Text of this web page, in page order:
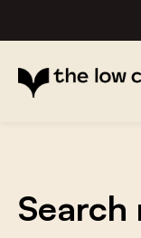
Search